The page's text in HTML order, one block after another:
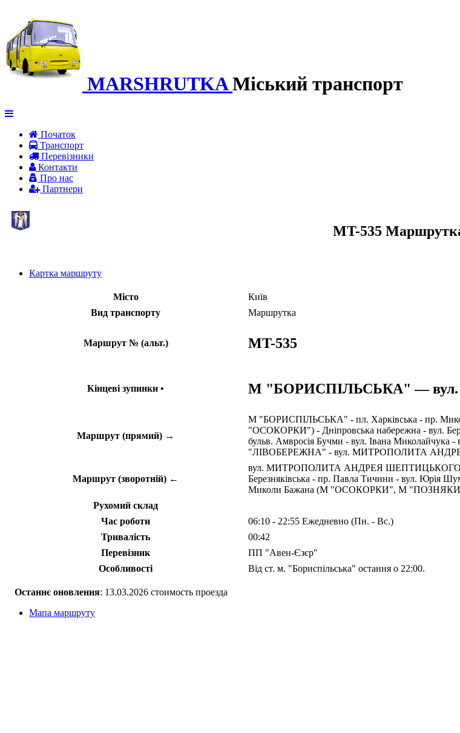
MARSHRUTKA Міський транспорт
Початок
Транспорт
Перевiзники
Контакти
Про нас
Партнери
MT-535
Картка маршруту
Місто
Київ
Вид транспорту
Маршрутка
Маршрут № (альт.) MT-535
Кінцеві зупинки • М "БОРИСПІЛЬСЬКА" — вул.
Маршрут (прямий) →
М "БОРИСПІЛЬСЬКА" - пл. Харківська - пр.
"ОСОКОРКИ") - Дніпровська набережна - вул.
бульв. Амвросія Бучми - вул. Івана Миколайчука
"ЛІВОБЕРЕЖНА" - вул. МИТРОПОЛИТА
Маршрут (зворотній) ←
вул. МИТРОПОЛИТА АНДРЕЯ ШЕПТИЦЬКОГО - М
Березняківська - пр. Павла Тичини - вул. Юрія
Миколи Бажана (М "ОСОКОРКИ", М
Рухомий склад
Час роботи
06:10 - 22:55 Ежедневно (Пн. - Вс.)
Тривалість
00:42
Перевізник
ПП "Авен-Єзєр"
Особливості
Від ст. м. "Бориспільська" остання о 22:00.
Останнє оновлення: 13.03.2026 стоимость проезда
Мапа маршруту